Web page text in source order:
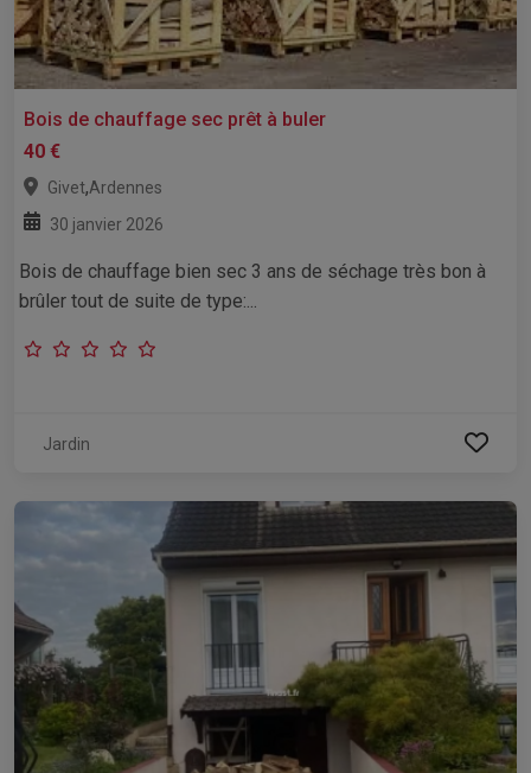
Bois de chauffage sec prêt à buler
40 €
Givet,Ardennes
30 janvier 2026
Bois de chauffage bien sec 3 ans de séchage très bon à
brûler tout de suite de type:...
Jardin